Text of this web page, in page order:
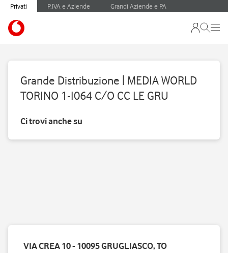
Privati P.IVA e Aziende Grandi Aziende e PA
Grande Distribuzione | MEDIA WORLD
TORINO 1-I064 C/O CC LE GRU
Ci trovi anche su
VIA CREA 10 - 10095 GRUGLIASCO, TO